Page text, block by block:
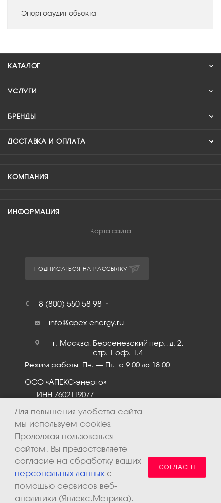
Энергоаудит объекта
КАТАЛОГ
УСЛУГИ
БРЕНДЫ
ДОСТАВКА И ОПЛАТА
КОМПАНИЯ
ИНФОРМАЦИЯ
Карта сайта
ПОДПИСАТЬСЯ НА РАССЫЛКУ
8 (800) 550 58 98
info@apex-energy.ru
г. Москва, Берсеневский пер., д. 2,
стр. 1 оф. 1.4
Режим работы: Пн. – Пт.: с 9:00 до 18:00
ООО «АПЕКС-энерго»
ИНН 7602119077
Для повышения удобства сайта
мы используем cookies.
Продолжая пользоваться
сайтом, Вы предоставляете
согласие на обработку ваших
персональных данных с
помощью сервисов веб-
аналитики (Яндекс.Метрика).
СОГЛАСЕН